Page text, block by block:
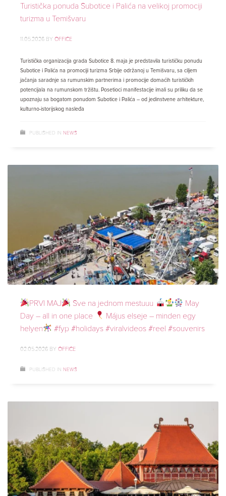
Turistička ponuda Subotice i Palića na velikoj promociji
turizma u Temišvaru
11.05.2026 BY OFFICE
Turistička organizacija grada Subotice 8. maja je predstavila turističku ponudu
Subotice i Palića na promociji turizma Srbije održanoj u Temišvaru, sa ciljem
jačanja saradnje sa rumunskim partnerima i promocije domaćih turističkih
potencijala na rumunskom tržištu. Posetioci manifestacije imali su priliku da se
upoznaju sa bogatom ponudom Subotice i Palića – od jedinstvene arhitekture,
kulturno-istorijskog nasleđa
PUBLISHED IN NEWS
PRVI MAJ Sve na jednom mestuuu
May
Day – all in one place
Május elseje – minden egy
helyen
#fyp #holidays #viralvideos #reel #souvenirs
02.05.2026 BY OFFICE
PUBLISHED IN NEWS